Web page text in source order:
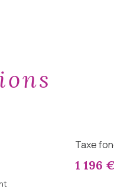
Taxe
1 196